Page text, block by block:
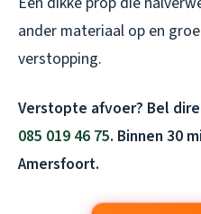
ander materiaal op en
verstopping.
Verstopte afvoer? Bel
085 019 46 75. Binnen 30
Amersfoort.